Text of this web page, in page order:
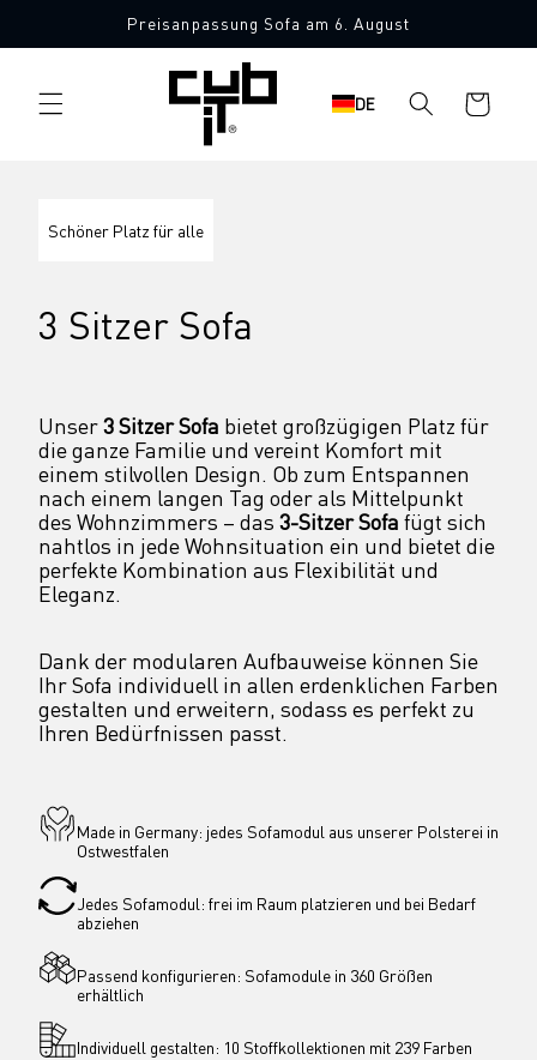
Inhalt
Preisanpassung Sofa am 6. August
DE Warenkorb
Schöner Platz für alle
3 Sitzer Sofa
Unser 3 Sitzer Sofa bietet großzügigen Platz für
die ganze Familie und vereint Komfort mit
einem stilvollen Design. Ob zum Entspannen
nach einem langen Tag oder als Mittelpunkt
des Wohnzimmers – das 3-Sitzer Sofa fügt sich
nahtlos in jede Wohnsituation ein und bietet die
perfekte Kombination aus Flexibilität und
Eleganz.
Dank der modularen Aufbauweise können Sie
Ihr Sofa individuell in allen erdenklichen Farben
gestalten und erweitern, sodass es perfekt zu
Ihren Bedürfnissen passt.
Made in Germany: jedes Sofamodul aus unserer Polsterei in
Ostwestfalen
Jedes Sofamodul: frei im Raum platzieren und bei Bedarf
abziehen
Passend konfigurieren: Sofamodule in 360 Größen
erhältlich
Individuell gestalten: 10 Stoffkollektionen mit 239 Farben